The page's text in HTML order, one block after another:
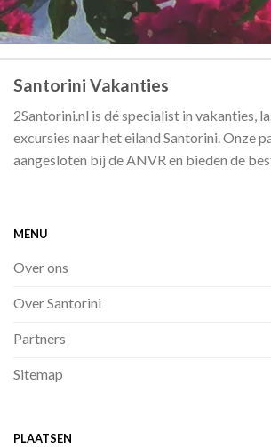
Santorini Vakanties
2Santorini.nl is dé specialist in vakanties,
excursies naar het eiland Santorini. Onze
aangesloten bij de ANVR en bieden de
MENU
Over ons
Over Santorini
Partners
Sitemap
PLAATSEN